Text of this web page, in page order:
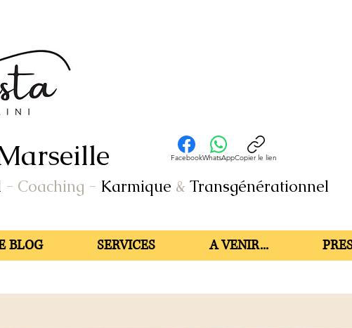
- Coaching - Karmique & Transgénérationnel
FacebookWhatsAppCopier le lien
BLOG SERVICES A VENIR...